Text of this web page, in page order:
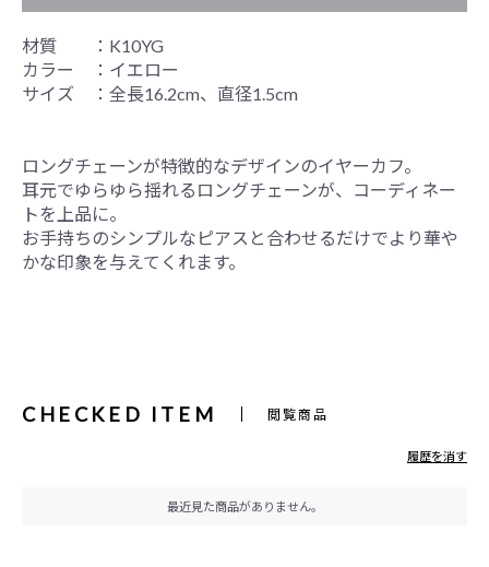
材質 ：K10YG
カラー ：イエロー
サイズ ：全長16.2cm、直径1.5cm
ロングチェーンが特徴的なデザインのイヤーカフ。
耳元でゆらゆら揺れるロングチェーンが、コーディネー
トを上品に。
お手持ちのシンプルなピアスと合わせるだけでより華や
かな印象を与えてくれます。
CHECKED ITEM 閲覧商品
履歴を消す
最近見た商品がありません。